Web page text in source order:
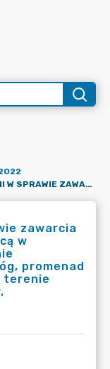
OR.0050.64.2022_IMI W SPRAWIE ZAWARCIA UMOWY Z WYBRANYM WYKONAWCĄ W POSTĘPOWANIU NA OCZYSZCZANIE MECHANICZNE I RĘCZNE ULIC, DRÓG, PROMENAD I PARKINGÓW ORAZ SCHODÓW NA TERENIE GMINY MIEJSKIEJ ŻORY W 2022 R.
zawarcia
w
promenad
terenie